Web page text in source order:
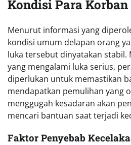
Kondisi Para Korban
Menurut informasi yang
kondisi umum delapan orang
luka tersebut dinyatakan stabil.
yang mengalami luka serius,
diperlukan untuk memastikan
mendapatkan pemulihan yang
menggugah kesadaran akan
mencari bantuan saat terjadi
Faktor Penyebab